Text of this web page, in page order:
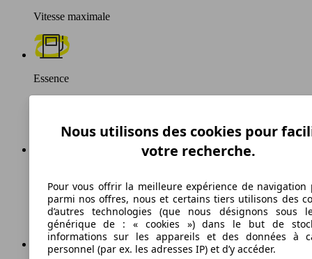
Vitesse maximale
Essence
Émissions de CO2 (combinées)*
Nous utilisons des cookies pour
votre recherche.
Pour vous offrir la meilleure expérience de navigation
parmi nos offres, nous et certains tiers utilisons des
d’autres technologies (que nous désignons sous
générique de : « cookies ») dans le but de
informations sur les appareils et des données à
personnel (par ex. les adresses IP) et d’y accéder.